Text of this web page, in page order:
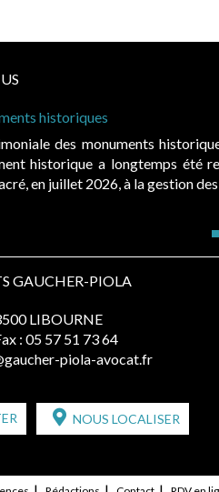
historiques
des monuments
historique a longtemps été
en juillet 2026, à la gestion
GAUCHER-PIOLA
LIBOURNE
: 05 57 51 73 64
piola-avocat.fr
NOUS LOCALISER